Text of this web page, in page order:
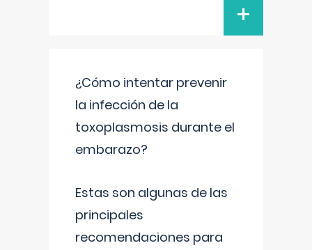
+
¿Cómo intentar prevenir
la infección de la
toxoplasmosis durante el
embarazo?
Estas son algunas de las
principales
recomendaciones para